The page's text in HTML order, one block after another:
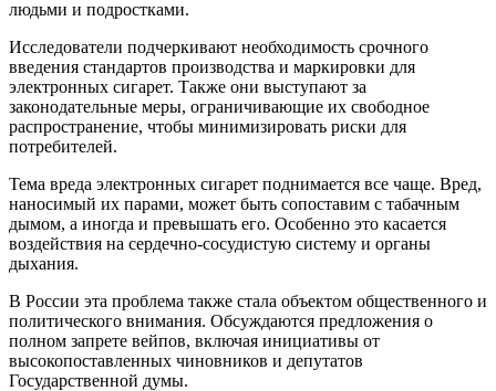
людьми и подростками.
Исследователи подчеркивают необходимость срочного
введения стандартов производства и маркировки для
электронных сигарет. Также они выступают за
законодательные меры, ограничивающие их свободное
распространение, чтобы минимизировать риски для
потребителей.
Тема вреда электронных сигарет поднимается все чаще. Вред,
наносимый их парами, может быть сопоставим с табачным
дымом, а иногда и превышать его. Особенно это касается
воздействия на сердечно-сосудистую систему и органы
дыхания.
В России эта проблема также стала объектом общественного и
политического внимания. Обсуждаются предложения о
полном запрете вейпов, включая инициативы от
высокопоставленных чиновников и депутатов
Государственной думы.